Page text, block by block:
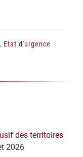
, Etat d'urgence
des territoires
2026